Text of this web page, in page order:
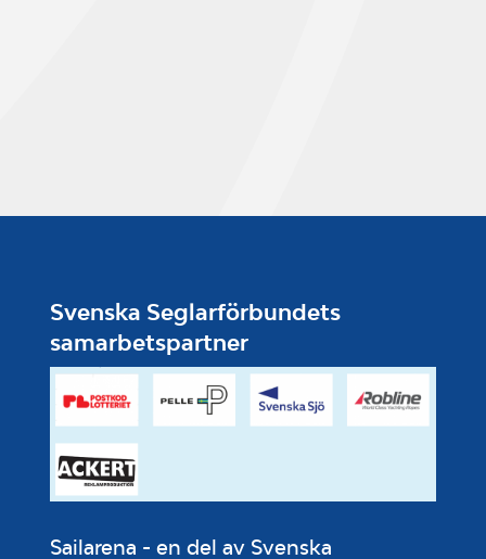
Svenska Seglarförbundets
samarbetspartner
Sailarena - en del av Svenska